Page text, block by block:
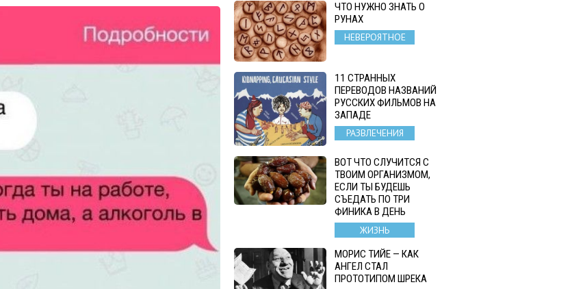
ЧТО НУЖНО ЗНАТЬ О
РУНАХ
НЕВЕРОЯТНОЕ
11 СТРАННЫХ
ПЕРЕВОДОВ НАЗВАНИЙ
РУССКИХ ФИЛЬМОВ НА
ЗАПАДЕ
РАЗВЛЕЧЕНИЯ
ВОТ ЧТО СЛУЧИТСЯ С
ТВОИМ ОРГАНИЗМОМ,
ЕСЛИ ТЫ БУДЕШЬ
СЪЕДАТЬ ПО ТРИ
ФИНИКА В ДЕНЬ
ЖИЗНЬ
МОРИС ТИЙЕ — КАК
АНГЕЛ СТАЛ
ПРОТОТИПОМ ШРЕКА